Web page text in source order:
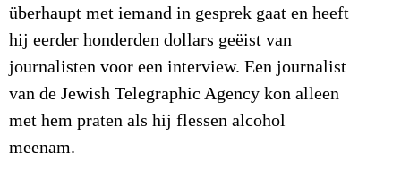
überhaupt met iemand in gesprek gaat en heeft
hij eerder honderden dollars geëist van
journalisten voor een interview. Een journalist
van de Jewish Telegraphic Agency kon alleen
met hem praten als hij flessen alcohol
meenam.